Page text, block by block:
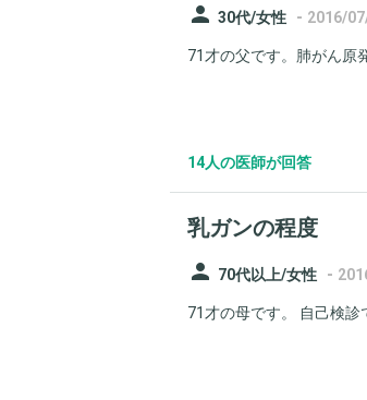
person 30代/女性 - 2016/
71才の父です。肺がん原
14人の医師が回答
乳ガンの程度
person 70代以上/女性 -
71才の母です。 自己検診